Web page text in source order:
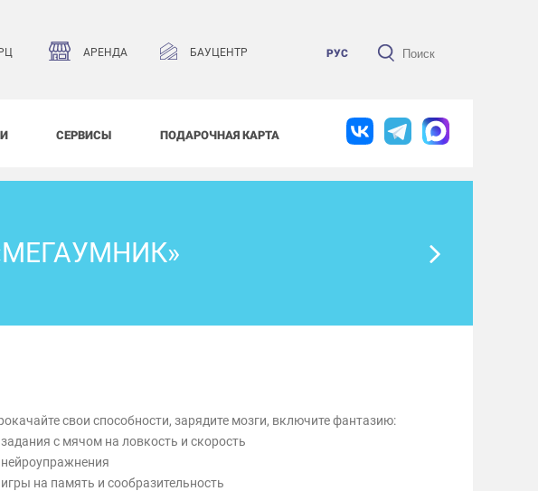
АРЕНДА БАУЦЕНТР РУС
СЕРВИСЫ ПОДАРОЧНАЯ КАРТА
свои способности, зарядите мозги, включите фантазию:
с мячом на ловкость и скорость
на память и сообразительность